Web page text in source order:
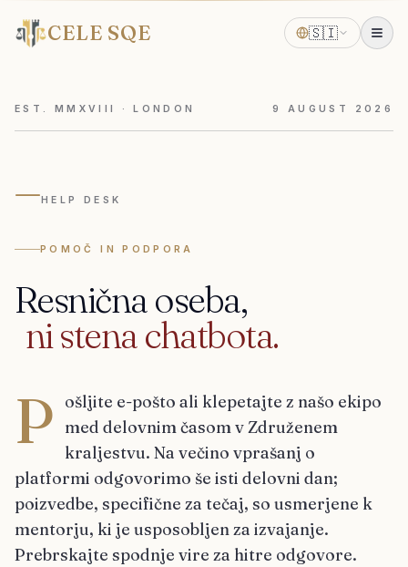
CELE SQE 🇸🇮
EST. MMXVIII · LONDON 9 AUGUST 2026
—HELP DESK
POMOČ IN PODPORA
Resničnaoseba,
nistenachatbota.
P
ošljite e-pošto ali klepetajte z našo ekipo
med delovnim časom v Združenem
kraljestvu. Na večino vprašanj o
platformi odgovorimo še isti delovni dan;
poizvedbe, specifične za tečaj, so usmerjene k
mentorju, ki je usposobljen za izvajanje.
Prebrskajte spodnje vire za hitre odgovore.